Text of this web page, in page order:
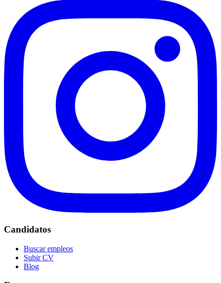
Candidatos
Buscar empleos
Subir CV
Blog